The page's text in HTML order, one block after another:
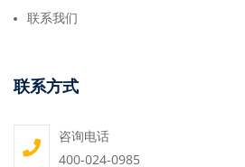
联系我们
联系方式
咨询电话
400-024-0985